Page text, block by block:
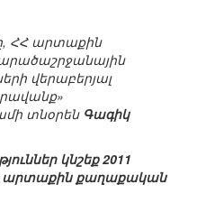
ՀՀ արտաքին
վերաբերյալ
տնօրեն Գագիկ
կնշեք 2011
արտաքին քաղաքական